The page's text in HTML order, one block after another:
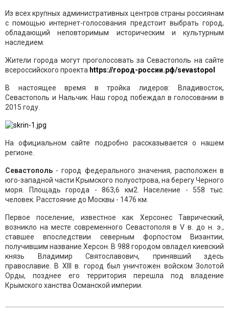
Из всех крупных административных центров страны россиянам
с помощью интернет-голосования предстоит выбрать город,
обладающий неповторимым историческим и культурным
наследием.
Жители города могут проголосовать за Севастополь на сайте
всероссийского проекта https://город-россии.рф/sevastopol
В настоящее время в тройка лидеров: Владивосток,
Севастополь и Нальчик. Наш город побеждал в голосовании в
2015 году.
На официальном сайте подробно рассказывается о нашем
регионе.
Севастополь - город федерального значения, расположен в
юго-западной части Крымского полуострова, на берегу Черного
моря. Площадь города - 863,6 км2. Население - 558 тыс.
человек. Расстояние до Москвы - 1476 км.
Первое поселение, известное как Херсонес Таврический,
возникло на месте современного Севастополя в V в. до н. э.,
ставшее впоследствии северным форпостом Византии,
получившим название Херсон. В 988 городом овладел киевский
князь Владимир Святославович, принявший здесь
православие. В XIII в. город был уничтожен войском Золотой
Орды, позднее его территория перешла под владение
Крымского ханства Османской империи.